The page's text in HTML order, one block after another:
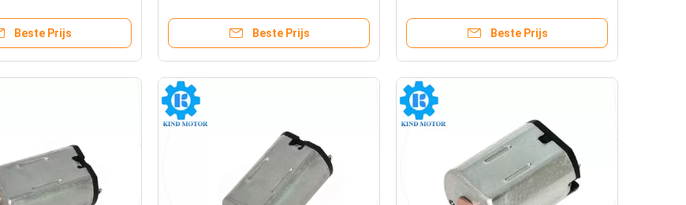
Beste Prijs Beste Prijs
6vdc voor Speelgoed
Beste Prijs